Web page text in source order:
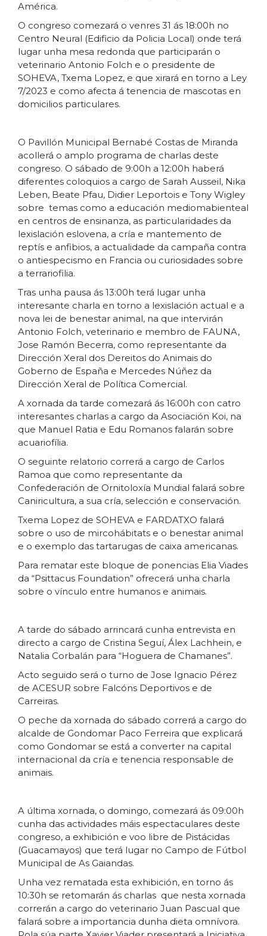
América.
O congreso comezará o venres 31 ás 18:00h no
Centro Neural (Edificio da Policia Local) onde terá
lugar unha mesa redonda que participarán o
veterinario Antonio Folch e o presidente de
SOHEVA, Txema Lopez, e que xirará en torno a Ley
7/2023 e como afecta á tenencia de mascotas en
domicilios particulares.
O Pavillón Municipal Bernabé Costas de Miranda
acollerá o amplo programa de charlas deste
congreso. O sábado de 9:00h a 12:00h haberá
diferentes coloquios a cargo de Sarah Ausseil, Nika
Leben, Beate Pfau, Didier Leportois e Tony Wigley
sobre temas como a educación mediomabienteal
en centros de ensinanza, as particularidades da
lexislación eslovena, a cría e mantemento de
reptís e anfibios, a actualidade da campaña contra
o antiespecismo en Francia ou curiosidades sobre
a terrariofilia.
Tras unha pausa ás 13:00h terá lugar unha
interesante charla en torno a lexislación actual e a
nova lei de benestar animal, na que intervirán
Antonio Folch, veterinario e membro de FAUNA,
Jose Ramón Becerra, como representante da
Dirección Xeral dos Dereitos do Animais do
Goberno de España e Mercedes Núñez da
Dirección Xeral de Política Comercial.
A xornada da tarde comezará ás 16:00h con catro
interesantes charlas a cargo da Asociación Koi, na
que Manuel Ratia e Edu Romanos falarán sobre
acuariofília.
O seguinte relatorio correrá a cargo de Carlos
Ramoa que como representante da
Confederación de Ornitoloxía Mundial falará sobre
Caniricultura, a sua cría, selección e conservación.
Txema Lopez de SOHEVA e FARDATXO falará
sobre o uso de mircohábitats e o benestar animal
e o exemplo das tartarugas de caixa americanas.
Para rematar este bloque de ponencias Elia Viades
da “Psittacus Foundation” ofrecerá unha charla
sobre o vínculo entre humanos e animais.
A tarde do sábado arrincará cunha entrevista en
directo a cargo de Cristina Seguí, Álex Lachhein, e
Natalia Corbalán para “Hoguera de Chamanes”.
Acto seguido será o turno de Jose Ignacio Pérez
de ACESUR sobre Falcóns Deportivos e de
Carreiras.
O peche da xornada do sábado correrá a cargo do
alcalde de Gondomar Paco Ferreira que explicará
como Gondomar se está a converter na capital
internacional da cría e tenencia responsable de
animais.
A última xornada, o domingo, comezará ás 09:00h
cunha das actividades máis espectaculares deste
congreso, a exhibición e voo libre de Pistácidas
(Guacamayos) que terá lugar no Campo de Fútbol
Municipal de As Gaiandas.
Unha vez rematada esta exhibición, en torno ás
10:30h se retomarán ás charlas que nesta xornada
correrán a cargo do veterinario Juan Pascual que
falará sobre a importancia dunha dieta omnívora.